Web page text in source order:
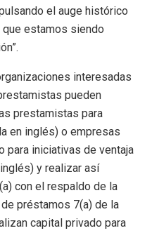
el auge histórico
estamos siendo
interesadas
pueden
prestamistas para
en inglés) o empresas
para iniciativas de ventaja
y realizar así
con el respaldo de la
préstamos 7(a) de la
capital privado para